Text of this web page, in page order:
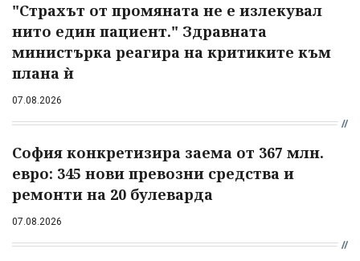
"Страхът от промяната не е излекувал
нито един пациент." Здравната
министърка реагира на критиките към
плана ѝ
07.08.2026
София конкретизира заема от 367 млн.
евро: 345 нови превозни средства и
ремонти на 20 булеварда
07.08.2026